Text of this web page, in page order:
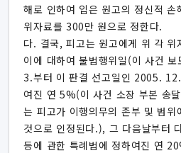
해로 인하여 입은 원고의 정신적
위자료를 300만 원으로 정한다.
다. 결국, 피고는 원고에게 위 각
이에 대하여 불법행위일(이 사건
3.부터 이 판결 선고일인 2005.
여진 연 5%(이 사건 소장 부본 송
는 피고가 이행의무의 존부 및 범위
것으로 인정된다.), 그 다음날부터
등에 관한 특례법에 정하여진 연